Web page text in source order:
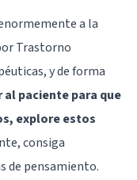
a la
Trastorno
y de forma
paciente para que
explore estos
consiga
de pensamiento.